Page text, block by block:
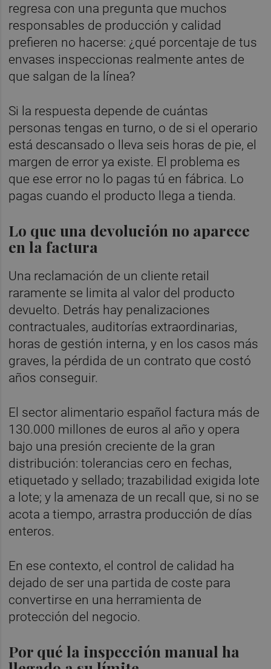
regresa con una pregunta que muchos
responsables de producción y calidad
prefieren no hacerse: ¿qué porcentaje de tus
envases inspeccionas realmente antes de
que salgan de la línea?
Si la respuesta depende de cuántas
personas tengas en turno, o de si el operario
está descansado o lleva seis horas de pie, el
margen de error ya existe. El problema es
que ese error no lo pagas tú en fábrica. Lo
pagas cuando el producto llega a tienda.
Lo que una devolución no aparece
en la factura
Una reclamación de un cliente retail
raramente se limita al valor del producto
devuelto. Detrás hay penalizaciones
contractuales, auditorías extraordinarias,
horas de gestión interna, y en los casos más
graves, la pérdida de un contrato que costó
años conseguir.
El sector alimentario español factura más de
130.000 millones de euros al año y opera
bajo una presión creciente de la gran
distribución: tolerancias cero en fechas,
etiquetado y sellado; trazabilidad exigida lote
a lote; y la amenaza de un recall que, si no se
acota a tiempo, arrastra producción de días
enteros.
En ese contexto, el control de calidad ha
dejado de ser una partida de coste para
convertirse en una herramienta de
protección del negocio.
Por qué la inspección manual ha